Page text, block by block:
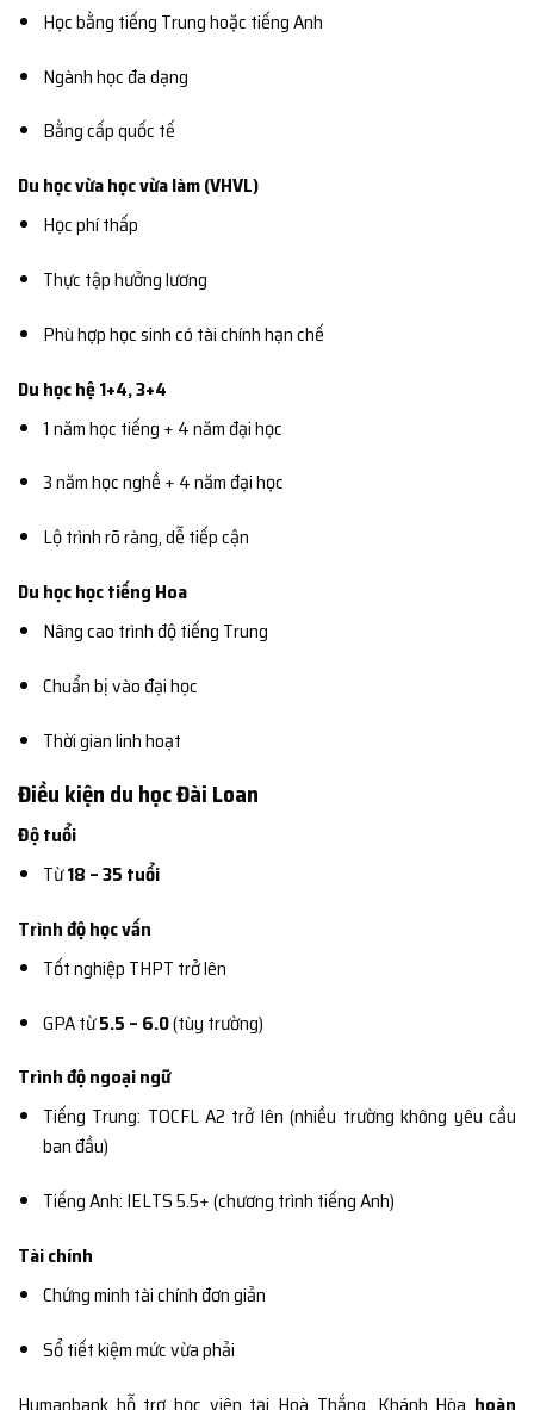
Học bằng tiếng Trung hoặc tiếng Anh
Ngành học đa dạng
Bằng cấp quốc tế
Du học vừa học vừa làm (VHVL)
Học phí thấp
Thực tập hưởng lương
Phù hợp học sinh có tài chính hạn chế
Du học hệ 1+4, 3+4
1 năm học tiếng + 4 năm đại học
3 năm học nghề + 4 năm đại học
Lộ trình rõ ràng, dễ tiếp cận
Du học học tiếng Hoa
Nâng cao trình độ tiếng Trung
Chuẩn bị vào đại học
Thời gian linh hoạt
Điều kiện du học Đài Loan
Độ tuổi
Từ18 – 35 tuổi
Trình độ học vấn
Tốt nghiệp THPT trở lên
GPA từ5.5 – 6.0(tùy trường)
Trình độ ngoại ngữ
Tiếng Trung: TOCFL A2 trở lên (nhiều trường không yêu cầu
ban đầu)
Tiếng Anh: IELTS 5.5+ (chương trình tiếng Anh)
Tài chính
Chứng minh tài chính đơn giản
Sổ tiết kiệm mức vừa phải